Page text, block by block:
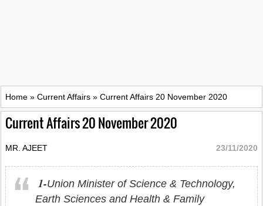
Home » Current Affairs » Current Affairs 20 November 2020
Current Affairs 20 November 2020
MR. AJEET 23/11/2020
1-Union Minister of Science & Technology,
Earth Sciences and Health & Family